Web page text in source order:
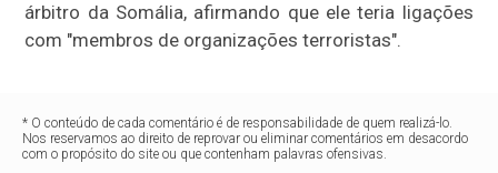
árbitro da Somália, afirmando que ele teria ligações
com "membros de organizações terroristas".
* O conteúdo de cada comentário é de responsabilidade de quem realizá-lo.
Nos reservamos ao direito de reprovar ou eliminar comentários em desacordo
com o propósito do site ou que contenham palavras ofensivas.